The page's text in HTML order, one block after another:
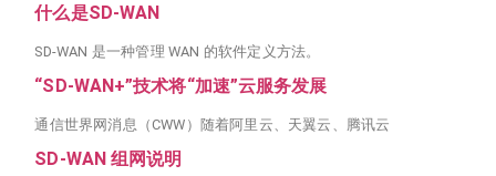
什么是SD-WAN
SD-WAN 是一种管理 WAN 的软件定义方法。
“SD-WAN+”技术将“加速”云服务发展
通信世界网消息（CWW）随着阿里云、天翼云、腾讯云
SD-WAN 组网说明